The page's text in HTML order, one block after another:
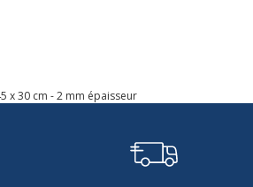
x 30 cm - 2 mm épaisseur